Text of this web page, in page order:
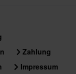
Zahlung
Impressum